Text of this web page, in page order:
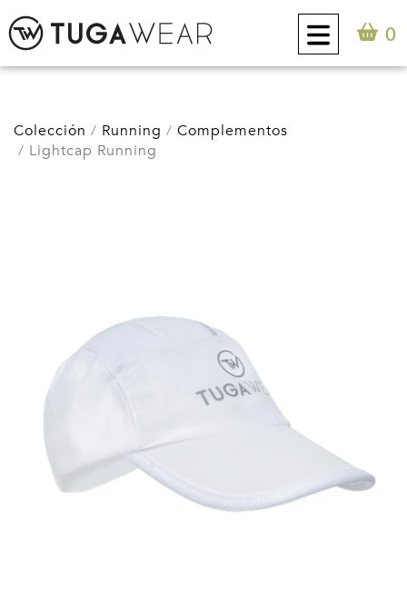
0
COLECCIÓN
ES
Colección Running
Complementos
Lightcap Running